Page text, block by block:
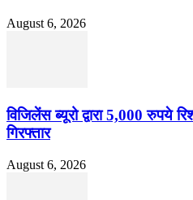
August 6, 2026
विजिलेंस ब्यूरो द्वारा 5,000 रुपये
गिरफ्तार
August 6, 2026